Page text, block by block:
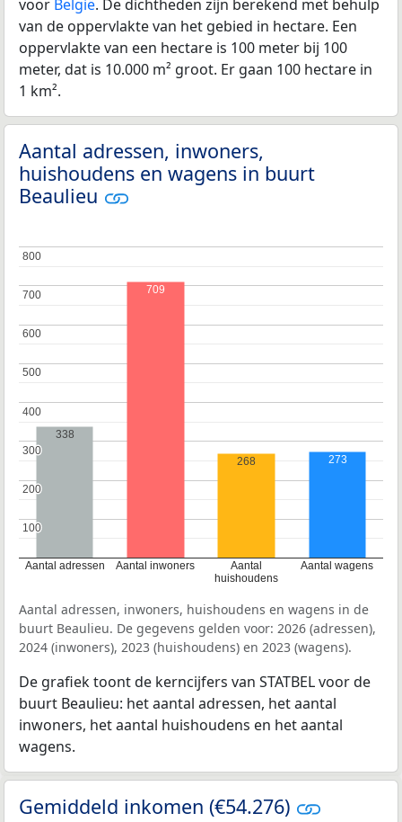
voor België. De dichtheden zijn berekend met behulp
van de oppervlakte van het gebied in hectare. Een
oppervlakte van een hectare is 100 meter bij 100
meter, dat is 10.000 m² groot. Er gaan 100 hectare in
1 km².
Aantal adressen, inwoners,
huishoudens en wagens in buurt
Beaulieu
Aantal adressen Aantal inwoners
Aantal
huishoudens
Aantal wagens
100
100
200
200
300
300
400
400
500
500
600
600
700
700
800
800
338
709
268 273
Aantal adressen, inwoners, huishoudens en wagens in de
buurt Beaulieu. De gegevens gelden voor: 2026 (adressen),
2024 (inwoners), 2023 (huishoudens) en 2023 (wagens).
De grafiek toont de kerncijfers van STATBEL voor de
buurt Beaulieu: het aantal adressen, het aantal
inwoners, het aantal huishoudens en het aantal
wagens.
Gemiddeld inkomen (€54.276)